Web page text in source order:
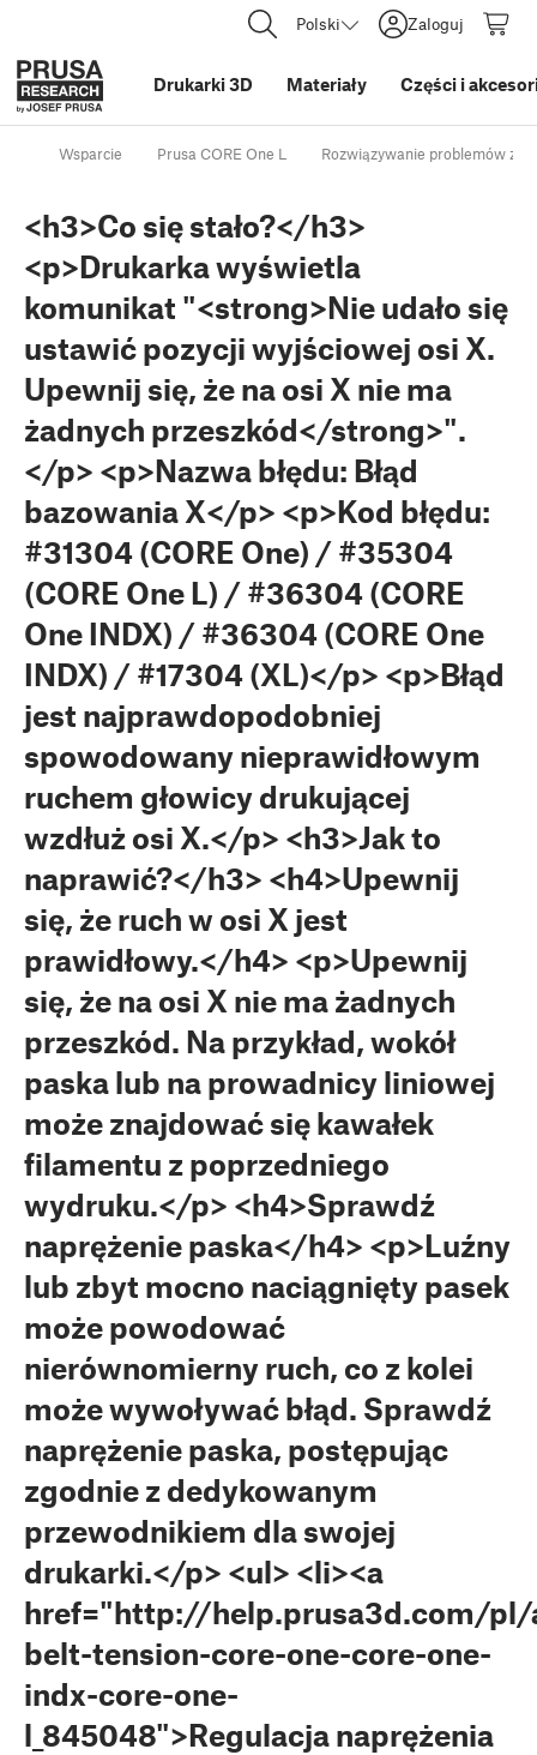
Polski Zaloguj
Drukarki 3D Materiały Części i
Wsparcie Prusa CORE One L Rozwiązywanie problemów z
<h3>Co się stało?</h3>
<p>Drukarka wyświetla
komunikat "<strong>Nie udało się
ustawić pozycji wyjściowej osi X.
Upewnij się, że na osi X nie ma
żadnych przeszkód</strong>".
</p> <p>Nazwa błędu: Błąd
bazowania X</p> <p>Kod błędu:
#31304 (CORE One) / #35304
(CORE One L) / #36304 (CORE
One INDX) / #36304 (CORE One
INDX) / #17304 (XL)</p> <p>Błąd
jest najprawdopodobniej
spowodowany nieprawidłowym
ruchem głowicy drukującej
wzdłuż osi X.</p> <h3>Jak to
naprawić?</h3> <h4>Upewnij
się, że ruch w osi X jest
prawidłowy.</h4> <p>Upewnij
się, że na osi X nie ma żadnych
przeszkód. Na przykład, wokół
paska lub na prowadnicy liniowej
może znajdować się kawałek
filamentu z poprzedniego
wydruku.</p> <h4>Sprawdź
naprężenie paska</h4> <p>Luźny
lub zbyt mocno naciągnięty pasek
może powodować
nierównomierny ruch, co z kolei
może wywoływać błąd. Sprawdź
naprężenie paska, postępując
zgodnie z dedykowanym
przewodnikiem dla swojej
drukarki.</p> <ul> <li><a
href="http://help.prusa3d.com/
belt-tension-core-one-core-one-
indx-core-one-
l_845048">Regulacja naprężenia